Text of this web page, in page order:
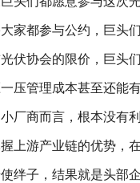
家都参与公约，巨头
伏协会的限价，巨头
压管理成本甚至还能
厂商而言，根本没有
上游产业链的优势，
绊子，结果就是头部